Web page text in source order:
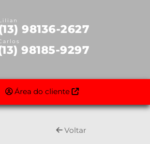
98136-2627
98185-9297
Área do cliente
Voltar